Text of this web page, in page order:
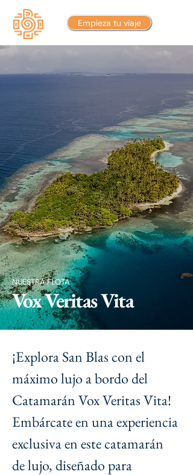
Empieza tu viaje
NUESTRA FLOTA
Vox Veritas Vita
¡Explora San Blas con el
máximo lujo a bordo del
Catamarán Vox Veritas Vita!
Embárcate en una experiencia
exclusiva en este catamarán
de lujo, diseñado para